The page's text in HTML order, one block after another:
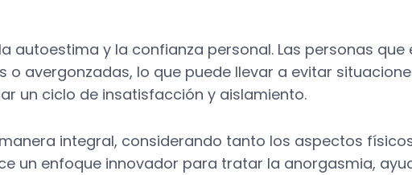
autoestima y la confianza personal. Las personas que
avergonzadas, lo que puede llevar a evitar
un ciclo de insatisfacción y aislamiento.
integral, considerando tanto los aspectos
un enfoque innovador para tratar la anorgasmia,